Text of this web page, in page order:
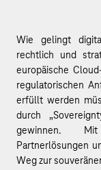
Wie gelingt
rechtlich und
europäische
regulatorischen
erfüllt werden
durch
gewinnen. Mit
Partnerlösungen
Weg zur